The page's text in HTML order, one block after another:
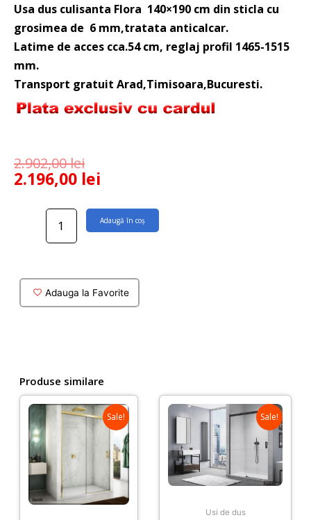
Usa dus culisanta Flora 140×190 cm din sticla cu
grosimea de 6 mm,tratata anticalcar.
Latime de acces cca.54 cm, reglaj profil 1465-1515
mm.
Transport gratuit Arad,Timisoara,Bucuresti.
2.902,00lei
2.196,00 lei
Cantitate
140
Adaugă în coș
Adauga la Favorite
Produse similare
Sale! Sale!
Usi de dus